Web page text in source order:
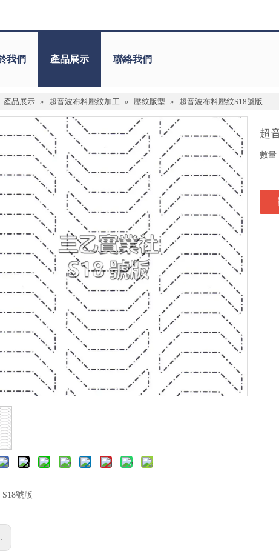
我們 產品展示 聯絡我們
產品展示 » 超音波布料壓紋加工 » 壓紋版型 » 超音波布料壓紋S18號版
超
數量
S18號版